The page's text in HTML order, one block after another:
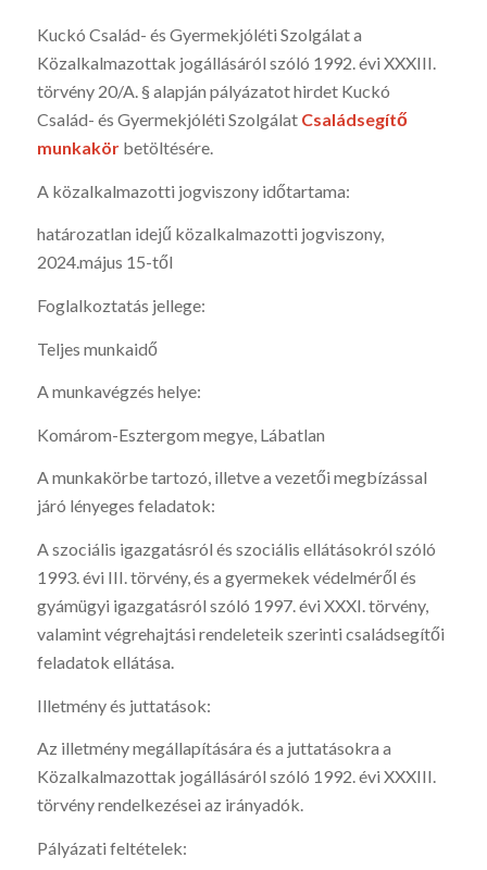
Kuckó Család- és Gyermekjóléti Szolgálat a
Közalkalmazottak jogállásáról szóló 1992. évi XXXIII.
törvény 20/A. § alapján pályázatot hirdet Kuckó
Család- és Gyermekjóléti SzolgálatCsaládsegítő
munkakör betöltésére.
A közalkalmazotti jogviszony időtartama:
határozatlan idejű közalkalmazotti jogviszony,
2024.május 15-től
Foglalkoztatás jellege:
Teljes munkaidő
A munkavégzés helye:
Komárom-Esztergom megye, Lábatlan
A munkakörbe tartozó, illetve a vezetői megbízással
járó lényeges feladatok:
A szociális igazgatásról és szociális ellátásokról szóló
1993. évi III. törvény, és a gyermekek védelméről és
gyámügyi igazgatásról szóló 1997. évi XXXI. törvény,
valamint végrehajtási rendeleteik szerinti családsegítői
feladatok ellátása.
Illetmény és juttatások:
Az illetmény megállapítására és a juttatásokra a
Közalkalmazottak jogállásáról szóló 1992. évi XXXIII.
törvény rendelkezései az irányadók.
Pályázati feltételek: